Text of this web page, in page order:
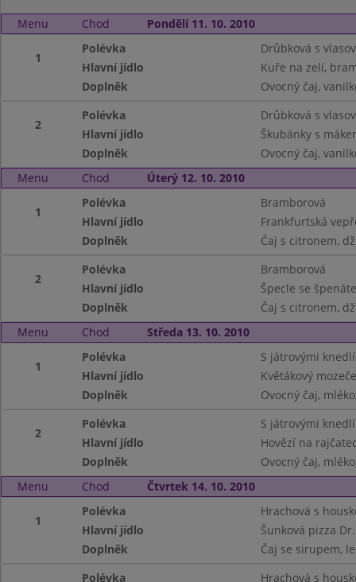
Menu Chod Pondělí 11. 10. 2010
1
Polévka
Drůbková s
Hlavní jídlo
Kuře na zelí,
Doplněk
Ovocný čaj,
2
Polévka
Drůbková s
Hlavní jídlo
Škubánky s
Doplněk
Ovocný čaj,
Menu
Chod Úterý 12. 10. 2010
1
Polévka
Bramborová
Hlavní jídlo
Frankfurtská
Doplněk
Čaj s citronem,
2
Polévka
Bramborová
Hlavní jídlo
Špecle se
Doplněk
Čaj s citronem,
Menu
Chod Středa 13. 10. 2010
1
Polévka
S játrovými
Hlavní jídlo
Květákový
Doplněk
Ovocný čaj,
2
Polévka
S játrovými
Hlavní jídlo
Hovězí na
Doplněk
Ovocný čaj,
Menu
Chod Čtvrtek 14. 10. 2010
1
Polévka
Hrachová s
Hlavní jídlo
Šunková pizza
Doplněk
Čaj se sirupem,
Polévka
Hrachová s